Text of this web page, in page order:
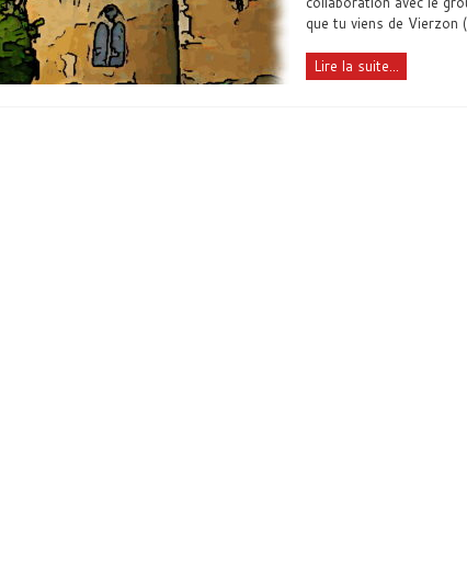
que tu viens de Vierzon
Lire la suite...